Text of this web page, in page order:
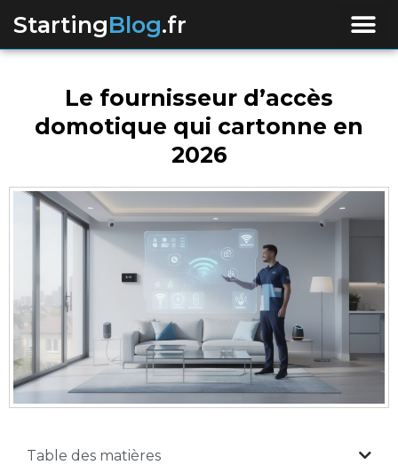
StartingBlog.fr
Le fournisseur d’accès
domotique qui cartonne en
2026
Table des matières